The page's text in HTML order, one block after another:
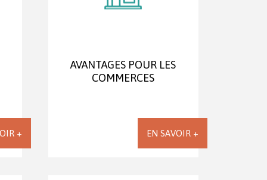
+
AVANTAGES POUR LES
COMMERCES
EN SAVOIR +